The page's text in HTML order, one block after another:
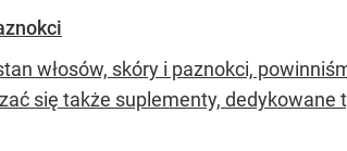
włosów, skóry i paznokci,
się także suplementy,